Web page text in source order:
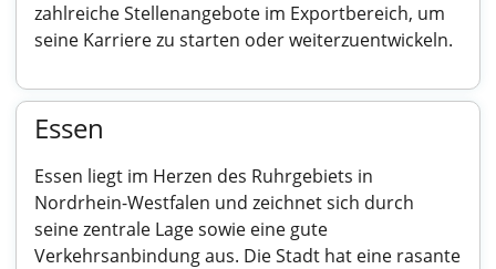
zahlreiche Stellenangebote im Exportbereich, um
seine Karriere zu starten oder weiterzuentwickeln.
Essen
Essen liegt im Herzen des Ruhrgebiets in
Nordrhein-Westfalen und zeichnet sich durch
seine zentrale Lage sowie eine gute
Verkehrsanbindung aus. Die Stadt hat eine rasante